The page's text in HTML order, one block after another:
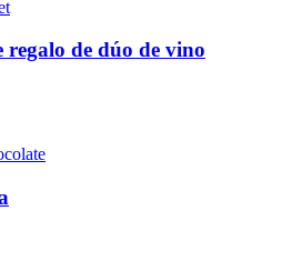
de dúo de vino